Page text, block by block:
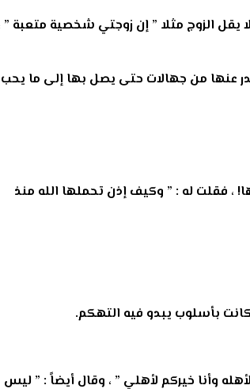
يقل الزوج مثلا ” إن زوجتي شخصية متعبة ”
عنها من جهالات حتى يصل بها إلى ما
، فقلت له : ” وكيف إذن تحملها الله منذ
بأسلوب يبدو فيه التهكم.
وأنا خيركم لأهلي ” ، وقال أيضاً : ” ليس